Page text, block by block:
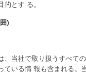
的とす る。
)
、当社で取り扱うすべて
ている情 報も含まれる。